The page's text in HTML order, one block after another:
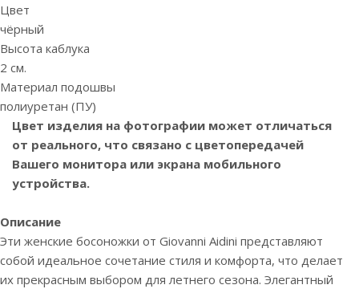
Цвет
чёрный
Высота каблука
2 см.
Материал подошвы
полиуретан (ПУ)
Цвет изделия на фотографии может отличаться
от реального, что связано с цветопередачей
Вашего монитора или экрана мобильного
устройства.
Описание
Эти женские босоножки от Giovanni Aidini представляют
собой идеальное сочетание стиля и комфорта, что делает
их прекрасным выбором для летнего сезона. Элегантный